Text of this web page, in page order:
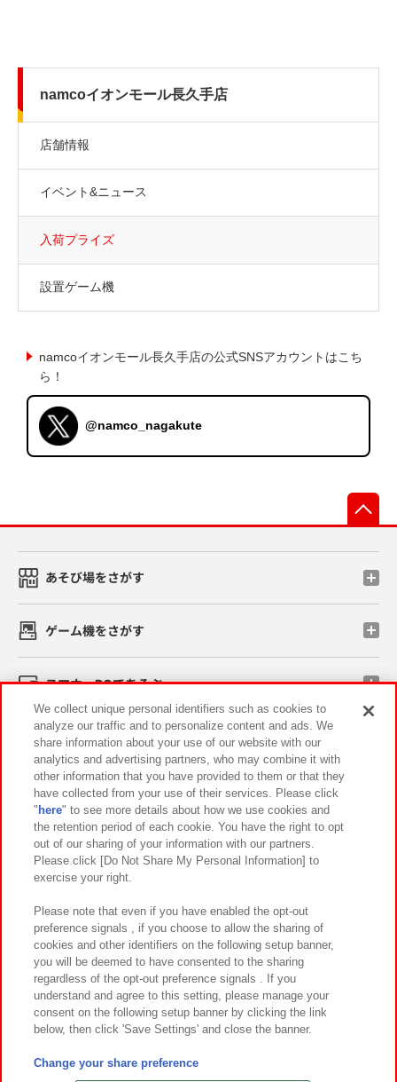
namcoイオンモール長久手店
店舗情報
イベント&ニュース
入荷プライズ
設置ゲーム機
namcoイオンモール長久手店の公式SNSアカウントはこち
ら！
@namco_nagakute
あそび場をさがす
ゲーム機をさがす
スマホ・PCであそぶ
イベント・キャンペーン
関連会社 サステナビリティ サイトポリシー
プライバシーポリシー ウェブアクセシビリティ方針と検証結果
お取引先さまとともに
カスタマーハラスメント対応方針 よくあるご質問・お問い合わせ
©Bandai Namco Amusement Inc.
©Bandai Namco Amusement Lab Inc.
We collect unique personal identifiers such as cookies to
analyze our traffic and to personalize content and ads. We
share information about your use of our website with our
analytics and advertising partners, who may combine it with
other information that you have provided to them or that they
have collected from your use of their services. Please click
" here" to see more details about how we use cookies and
the retention period of each cookie. You have the right to opt
out of our sharing of your information with our partners.
Please click [Do Not Share My Personal Information] to
exercise your right.
Please note that even if you have enabled the opt-out
preference signals , if you choose to allow the sharing of
cookies and other identifiers on the following setup banner,
you will be deemed to have consented to the sharing
regardless of the opt-out preference signals . If you
understand and agree to this setting, please manage your
consent on the following setup banner by clicking the link
below, then click 'Save Settings' and close the banner.
Change your share preference